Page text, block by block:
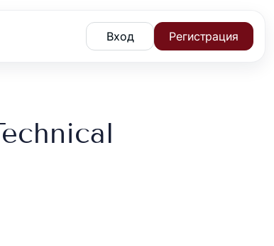
Вход Регистрация